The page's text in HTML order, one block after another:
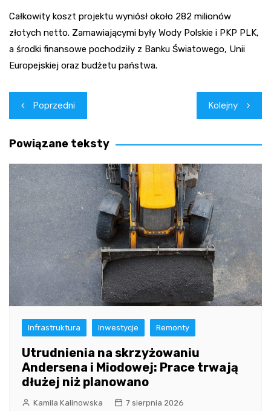
Całkowity koszt projektu wyniósł około 282 milionów
złotych netto. Zamawiającymi były Wody Polskie i PKP PLK,
a środki finansowe pochodziły z Banku Światowego, Unii
Europejskiej oraz budżetu państwa.
Nawigacja
wpisu
Poprzedni Kolejny
Powiązane teksty
Infrastruktura Inwestycje Remonty
Utrudnienia na skrzyżowaniu
Andersena i Miodowej: Prace trwają
dłużej niż planowano
Kamila Kalinowska 7 sierpnia 2026